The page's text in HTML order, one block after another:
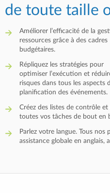
de toute taille
Améliorer l’efficacité de la
ressources grâce à des cadres
budgétaires.
Répliquez les stratégies pour
optimiser l’exécution et
risques dans tous les aspects
planification des événements.
Créez des listes de contrôle et
toutes vos tâches de bout en
Parlez votre langue. Tous nos
assistance globale en anglais,